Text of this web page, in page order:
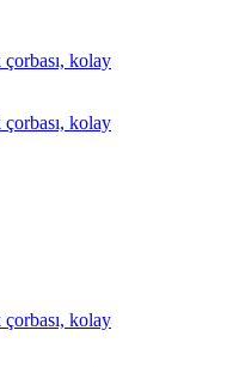
kolay
kolay
kolay